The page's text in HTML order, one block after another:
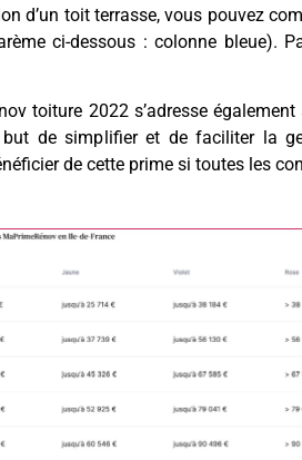
d’un toit terrasse, vous pouvez
ci-dessous : colonne bleue).
toiture 2022 s’adresse
de simplifier et de faciliter la
de cette prime si toutes les